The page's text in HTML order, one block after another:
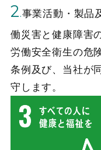
2.事業活動・製品
働災害と健康障害
労働安全衛生の危
条例及び、当社が
守します。